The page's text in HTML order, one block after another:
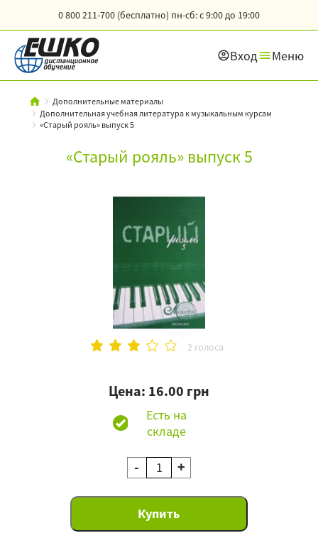
0 800 211-700 (бесплатно) пн-сб: с 9:00 до 19:00
Вход Меню
Дополнительные материалы
Дополнительная учебная литература к музыкальным курсам
«Старый рояль» выпуск 5
«Старый рояль» выпуск 5
2 голоса
Цена: 16.00 грн
Есть на
складе
- +